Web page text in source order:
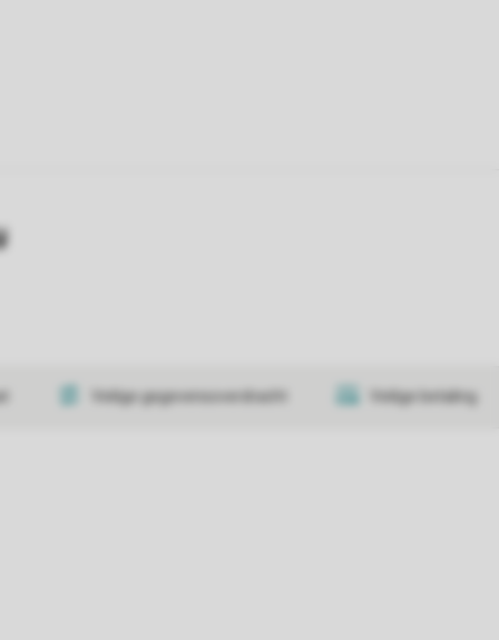
Veilige gegevensoverdracht Veilige betaling